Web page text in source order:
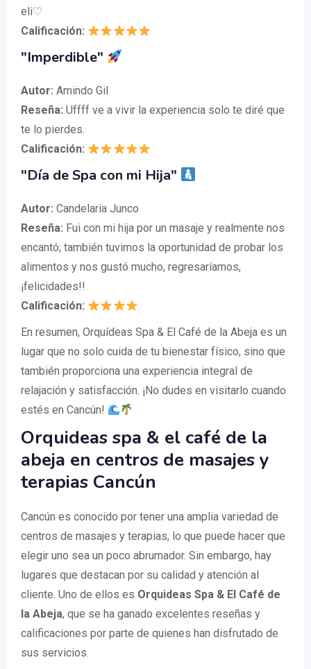
eli♡
Calificación:
"Imperdible"
Autor: Amindo Gil
Reseña: Uffff ve a vivir la experiencia solo te diré que
te lo pierdes.
Calificación:
"Día de Spa con mi Hija"
Autor: Candelaria Junco
Reseña: Fui con mi hija por un masaje y realmente nos
encantó; también tuvimos la oportunidad de probar los
alimentos y nos gustó mucho, regresaríamos,
¡felicidades!!
Calificación:
En resumen, Orquídeas Spa & El Café de la Abeja es un
lugar que no solo cuida de tu bienestar físico, sino que
también proporciona una experiencia integral de
relajación y satisfacción. ¡No dudes en visitarlo cuando
estés en Cancún!
Orquideas spa & el café de la
abeja en centros de masajes y
terapias Cancún
Cancún es conocido por tener una amplia variedad de
centros de masajes y terapias, lo que puede hacer que
elegir uno sea un poco abrumador. Sin embargo, hay
lugares que destacan por su calidad y atención al
cliente. Uno de ellos es Orquideas Spa & El Café de
la Abeja, que se ha ganado excelentes reseñas y
calificaciones por parte de quienes han disfrutado de
sus servicios.